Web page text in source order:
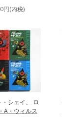
円(内税)
・シェイ、 ロ
A・ウィルス